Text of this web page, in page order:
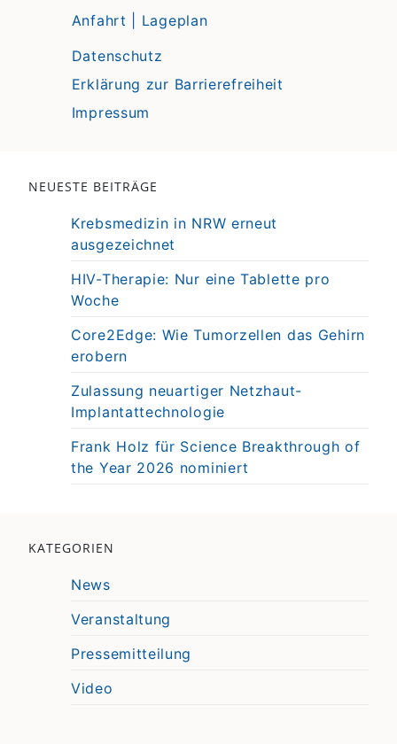
Anfahrt | Lageplan
Datenschutz
Erklärung zur Barrierefreiheit
Impressum
NEUESTE BEITRÄGE
Krebsmedizin in NRW erneut
ausgezeichnet
HIV-Therapie: Nur eine Tablette pro
Woche
Core2Edge: Wie Tumorzellen das Gehirn
erobern
Zulassung neuartiger Netzhaut-
Implantattechnologie
Frank Holz für Science Breakthrough of
the Year 2026 nominiert
KATEGORIEN
News
Veranstaltung
Pressemitteilung
Video